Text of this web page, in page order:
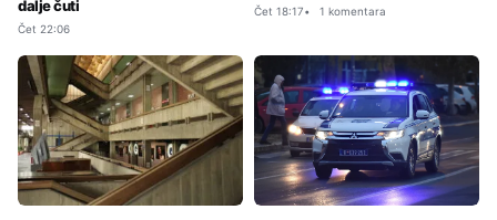
dalje čuti
Čet 22:06
Čet 18:17 1 komentara